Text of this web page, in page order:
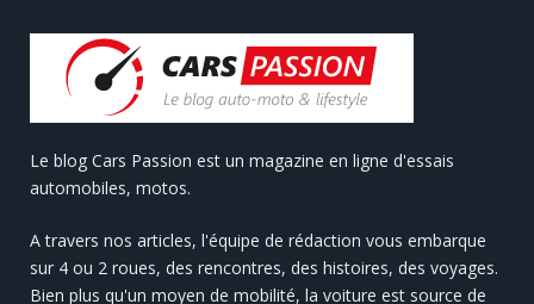
Le blog Cars Passion est un magazine en ligne d'essais
automobiles, motos.
A travers nos articles, l'équipe de rédaction vous embarque
sur 4 ou 2 roues, des rencontres, des histoires, des voyages.
Bien plus qu'un moyen de mobilité, la voiture est source de